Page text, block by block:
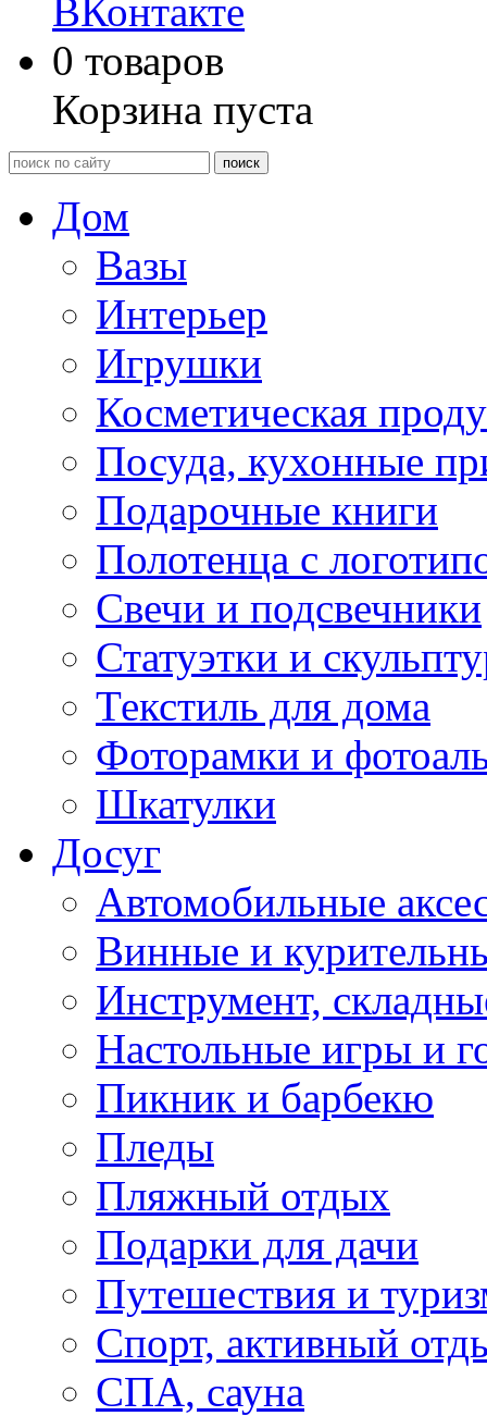
ВКонтакте
0 товаров
Корзина пуста
Дом
Вазы
Интерьер
Игрушки
Косметическая
Посуда, кухонные
Подарочные книги
Полотенца с
Свечи и подсвечники
Статуэтки и
Текстиль для дома
Фоторамки и
Шкатулки
Досуг
Автомобильные
Винные и
Инструмент,
Настольные игры и
Пикник и барбекю
Пледы
Пляжный отдых
Подарки для дачи
Путешествия и
Спорт, активный
СПА, сауна